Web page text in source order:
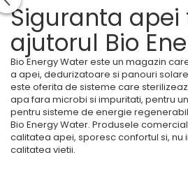
Siguranta apei
ajutorul Bio
Bio Energy Water este un magazin
a apei, dedurizatoare si panouri
este oferita de sisteme care
apa fara microbi si impuritati, pentru
pentru sisteme de energie
Bio Energy Water. Produsele
calitatea apei, sporesc confortul si, nu
calitatea vietii.